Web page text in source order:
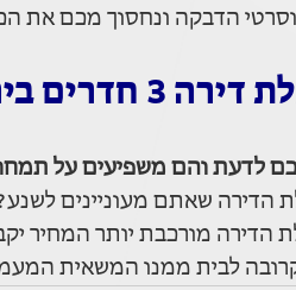
הדבקה ונחסוך מכם את
חדרים ביהוד
לדעת והם משפיעים על
הדירה שאתם מעוניינים
הדירה מורכבת יותר המחיר
לבית ממנו המשאית